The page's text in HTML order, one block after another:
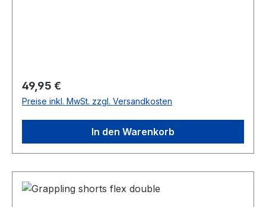
Regulärer Preis:
49,95 €
Preise inkl. MwSt. zzgl. Versandkosten
In den Warenkorb